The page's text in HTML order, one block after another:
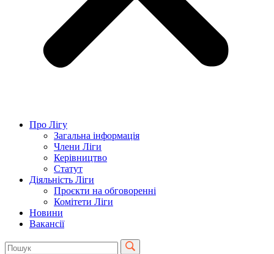
Про Лігу
Загальна інформація
Члени Ліги
Керівництво
Статут
Діяльність Ліги
Проєкти на обговоренні
Комітети Ліги
Новини
Вакансії